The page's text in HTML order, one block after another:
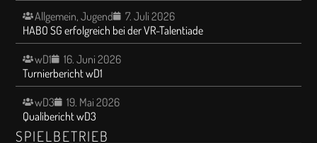
Allgemein,Jugend
7. Juli 2026
HABO SG erfolgreich bei der VR-Talentiade
wD1
16. Juni 2026
Turnierbericht wD1
wD3
19. Mai 2026
Qualibericht wD3
SPIELBETRIEB